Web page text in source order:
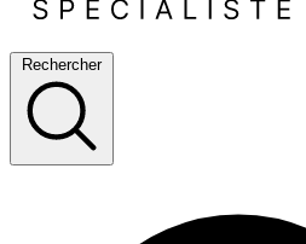
Rechercher